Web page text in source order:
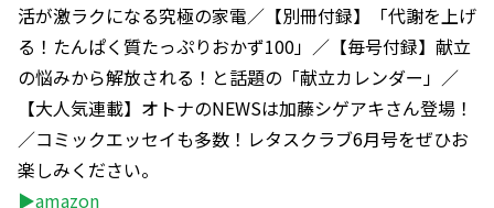
活が激ラクになる究極の家電／【別冊付録】「代謝を上げ
る！たんぱく質たっぷりおかず100」／【毎号付録】献立
の悩みから解放される！と話題の「献立カレンダー」／
【大人気連載】オトナのNEWSは加藤シゲアキさん登場！
／コミックエッセイも多数！レタスクラブ6月号をぜひお
楽しみください。
▶amazon